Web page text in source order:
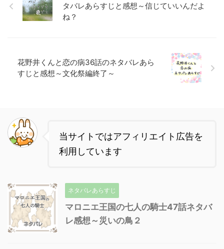
タバレあらすじと感想～信じていいんだよ
ね？
花野井くんと恋の病36話のネタバレあら
すじと感想～文化祭編終了～
当サイトではアフィリエイト広告を
利用しています
ネタバレあらすじ
マロニエ王国の七人の騎士47話ネタバ
レ感想～災いの鳥２